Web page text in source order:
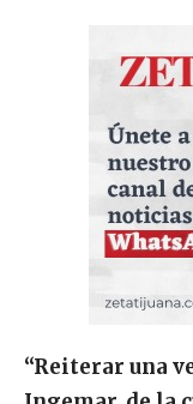
“Reiterar una